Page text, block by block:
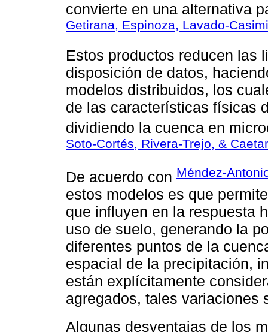
convierte en una alternativa
Getirana, Espinoza, Lavado-
Estos productos reducen las
disposición de datos,
modelos distribuidos, los
de las características físicas
dividiendo la cuenca en
Soto-Cortés, Rivera-Trejo, &
De acuerdo con Méndez-
estos modelos es que
que influyen en la respuesta
uso de suelo, generando la
diferentes puntos de la
espacial de la precipitación,
están explícitamente
agregados, tales variaciones
Algunas desventajas de los